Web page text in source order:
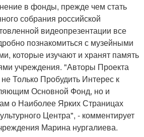
в фонды, прежде чем стать
собрания российской
видеопрезентации все
познакомиться с музейными
которые изучают и хранят память
учреждения. "Авторы Проекта
Только Пробудить Интерес к
Основной Фонд, но и
о Наиболее Ярких Страницах
Центра", - комментирует
Марина нургалиева.